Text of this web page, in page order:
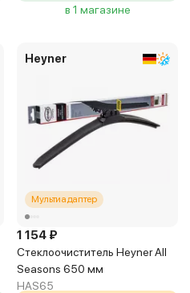
в 1 магазине
Heyner
Мультиадаптер
1 154 ₽
Стеклоочиститель Heyner All
Seasons 650 мм
HAS65